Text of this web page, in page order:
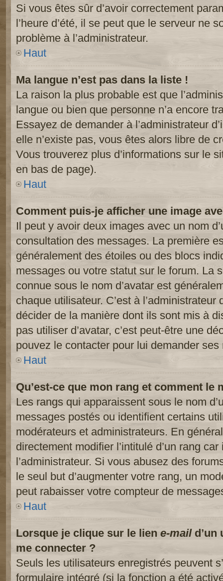
Si vous êtes sûr d’avoir correctement
l’heure d’été, il se peut que le serveur ne
problème à l’administrateur.
Haut
Ma langue n’est pas dans la liste !
La raison la plus probable est que
langue ou bien que personne n’a encore
Essayez de demander à l’administrateur
elle n’existe pas, vous êtes alors libre de
Vous trouverez plus d’informations sur le
en bas de page).
Haut
Comment puis-je afficher une image
Il peut y avoir deux images avec un nom
consultation des messages. La première
généralement des étoiles ou des blocs
messages ou votre statut sur le forum. La
connue sous le nom d’avatar est
chaque utilisateur. C’est à l’administrateur
décider de la manière dont ils sont mis à
pas utiliser d’avatar, c’est peut-être une
pouvez le contacter pour lui demander ses
Haut
Qu’est-ce que mon rang et comment le
Les rangs qui apparaissent sous le nom
messages postés ou identifient certains
modérateurs et administrateurs. En
directement modifier l’intitulé d’un rang
l’administrateur. Si vous abusez des
le seul but d’augmenter votre rang, un
peut rabaisser votre compteur de
Haut
Lorsque je clique sur le lien e-maild’un
me connecter ?
Seuls les utilisateurs enregistrés peuvent
formulaire intégré (si la fonction a été